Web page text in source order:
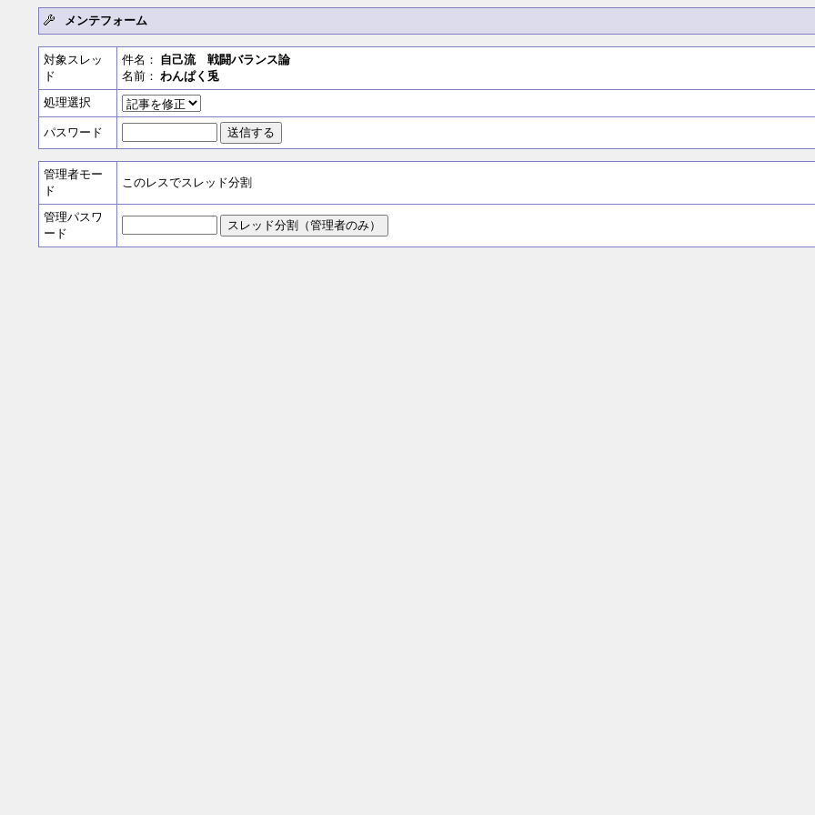
メンテフォーム
対象スレッ
ド
件名： 自己流 戦闘バランス論
名前： わんぱく兎
処理選択
パスワード
管理者モー
ド
このレスでスレッド分割
管理パスワ
ード